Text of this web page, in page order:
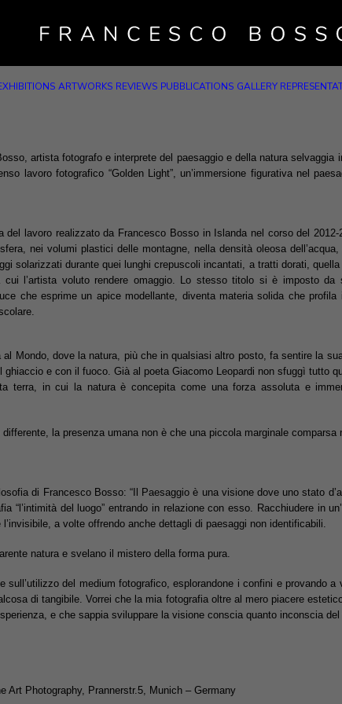
ARTWORKS REVIEWS PUBBLICATIONS GALLERY
artista fotografo e interprete del paesaggio e della natura selvaggia
lavoro fotografico “Golden Light”, un’immersione figurativa nel
del lavoro realizzato da Francesco Bosso in Islanda nel corso del
nei volumi plastici delle montagne, nella densità oleosa
solarizzati durante quei lunghi crepuscoli incantati, a tratti dorati,
l’artista voluto rendere omaggio. Lo stesso titolo si è imposto da
che esprime un apice modellante, diventa materia solida che
al Mondo, dove la natura, più che in qualsiasi altro posto, fa sentire la
ghiaccio e con il fuoco. Già al poeta Giacomo Leopardi non sfuggì tutto
terra, in cui la natura è concepita come una forza assoluta e
la presenza umana non è che una piccola marginale
di Francesco Bosso: “Il Paesaggio è una visione dove uno stato
“l’intimità del luogo” entrando in relazione con esso. Racchiudere in
a volte offrendo anche dettagli di paesaggi non identificabili.
natura e svelano il mistero della forma pura.
sull’utilizzo del medium fotografico, esplorandone i confini e provando
di tangibile. Vorrei che la mia fotografia oltre al mero piacere
e che sappia sviluppare la visione conscia quanto inconscia
Art Photography, Prannerstr.5, Munich – Germany